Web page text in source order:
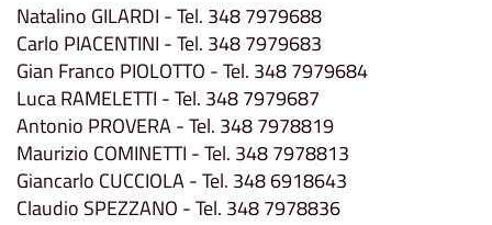
Natalino GILARDI - Tel. 348 7979688
Carlo PIACENTINI - Tel. 348 7979683
Gian Franco PIOLOTTO - Tel. 348 7979684
Luca RAMELETTI - Tel. 348 7979687
Antonio PROVERA - Tel. 348 7978819
Maurizio COMINETTI - Tel. 348 7978813
Giancarlo CUCCIOLA - Tel. 348 6918643
Claudio SPEZZANO - Tel. 348 7978836